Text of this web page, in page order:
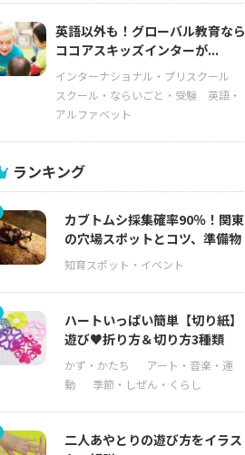
英語以外も！グローバル教育なら
ココアスキッズインターが...
インターナショナル・プリスクール
スクール・ならいごと・受験
英語・
アルファベット
ランキング
カブトムシ採集確率90％！関東
の穴場スポットとコツ、準備物
ハートいっぱい簡単【切り紙】
遊び♥折り方＆切り方3種類
二人あやとりの遊び方をイラス